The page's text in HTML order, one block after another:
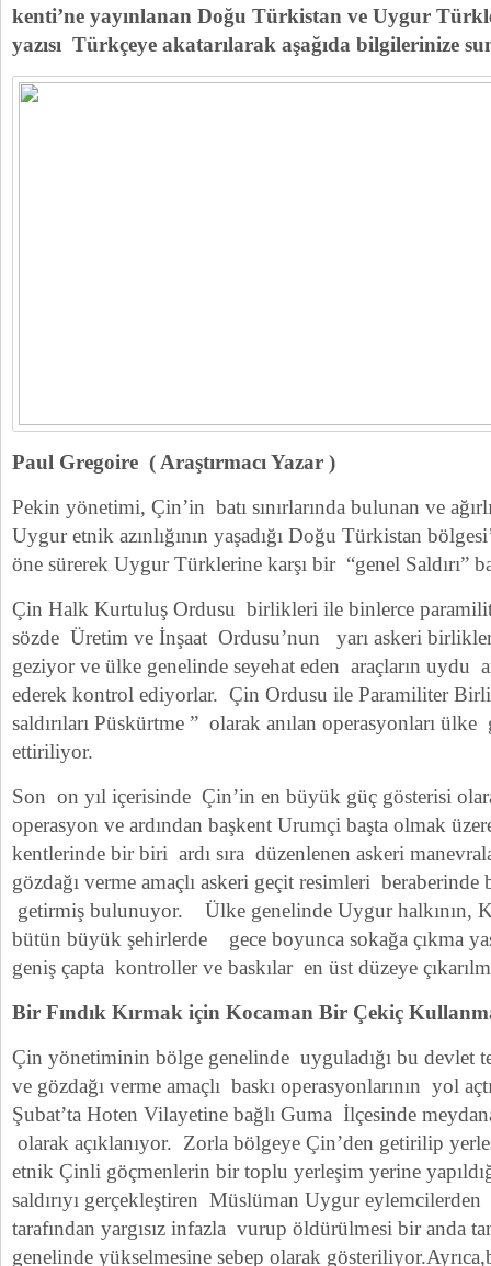
kenti’ne yayınlanan Doğu Türkistan ve Uygur
yazısı Türkçeye akatarılarak aşağıda bilgilerinize
Paul Gregoire ( Araştırmacı Yazar )
Pekin yönetimi, Çin’in batı sınırlarında bulunan ve
Uygur etnik azınlığının yaşadığı Doğu Türkistan
öne sürerek Uygur Türklerine karşı bir “genel Saldırı”
Çin Halk Kurtuluş Ordusu birlikleri ile binlerce
sözde Üretim ve İnşaat Ordusu’nun yarı askeri
geziyor ve ülke genelinde seyehat eden araçların uydu
ederek kontrol ediyorlar. Çin Ordusu ile Paramiliter
saldırıları Püskürtme ” olarak anılan operasyonları
ettiriliyor.
Son on yıl içerisinde Çin’in en büyük güç gösterisi
operasyon ve ardından başkent Urumçi başta olmak
kentlerinde bir biri ardı sıra düzenlenen askeri
gözdağı verme amaçlı askeri geçit resimleri
getirmiş bulunuyor. Ülke genelinde Uygur halkının,
bütün büyük şehirlerde gece boyunca sokağa çıkma
geniş çapta kontroller ve baskılar en üst düzeye
Bir Fındık Kırmak için Kocaman Bir Çekiç
Çin yönetiminin bölge genelinde uyguladığı bu devlet
ve gözdağı verme amaçlı baskı operasyonlarının yol
Şubat’ta Hoten Vilayetine bağlı Guma İlçesinde
olarak açıklanıyor. Zorla bölgeye Çin’den getirilip
etnik Çinli göçmenlerin bir toplu yerleşim yerine
saldırıyı gerçekleştiren Müslüman Uygur
tarafından yargısız infazla vurup öldürülmesi bir anda
genelinde yükselmesine sebep olarak